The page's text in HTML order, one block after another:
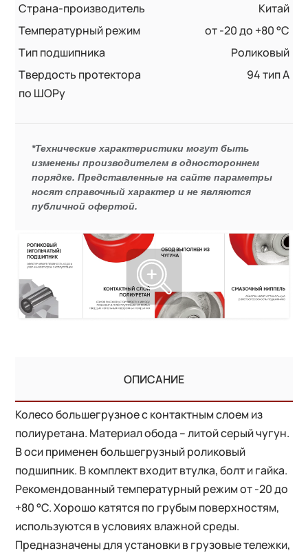
Страна-производитель
Китай
Температурный режим
от -20 до +80 °С
Тип подшипника
Роликовый
Твердость протектора
по ШОРу
94 тип А
*Технические характеристики могут быть
изменены производителем в одностороннем
порядке. Представленные на сайте параметры
носят справочный характер и не являются
публичной офертой.
ОПИСАНИЕ
Колесо большегрузное с контактным слоем из
полиуретана. Материал обода – литой серый чугун.
В оси применен большегрузный роликовый
подшипник. В комплект входит втулка, болт и гайка.
Рекомендованный температурный режим от -20 до
+80 °С. Хорошо катятся по грубым поверхностям,
используются в условиях влажной среды.
Предназначены для установки в грузовые тележки,